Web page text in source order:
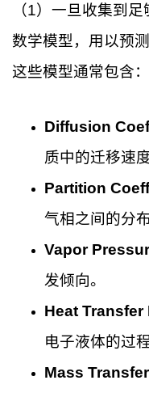
（1）一旦收集到
数学模型，用以预
这些模型通常包含：
Diffusion
质中的迁移速度
Partition
气相之间的分
Vapor
发倾向。
Heat
电子液体的过程
Mass